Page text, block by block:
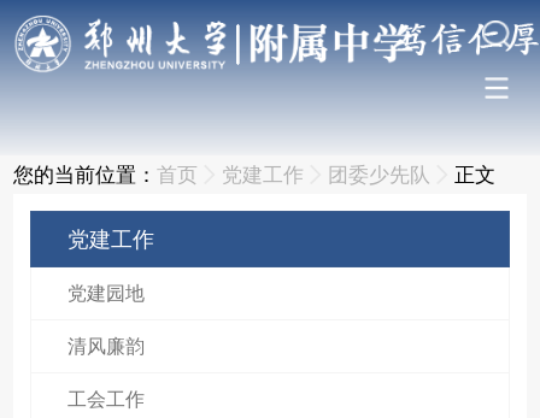
您的当前位置：首页 党建工作 团委少先队 正文
党建工作
党建园地
清风廉韵
工会工作